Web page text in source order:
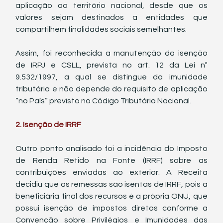
aplicação ao território nacional, desde que os
valores sejam destinados a entidades que
compartilhem finalidades sociais semelhantes.
Assim, foi reconhecida a manutenção da isenção
de IRPJ e CSLL, prevista no art. 12 da Lei nº
9.532/1997, a qual se distingue da imunidade
tributária e não depende do requisito de aplicação
“no País” previsto no Código Tributário Nacional.
2. Isenção de IRRF
Outro ponto analisado foi a incidência do Imposto
de Renda Retido na Fonte (IRRF) sobre as
contribuições enviadas ao exterior. A Receita
decidiu que as remessas são isentas de IRRF, pois a
beneficiária final dos recursos é a própria ONU, que
possui isenção de impostos diretos conforme a
Convenção sobre Privilégios e Imunidades das